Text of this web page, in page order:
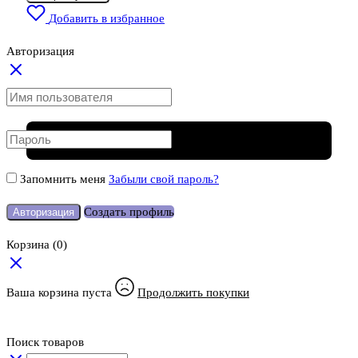
Добавить в избранное
Авторизация
Запомнить меня Забыли свой пароль?
Авторизация Создать профиль
Корзина (0)
Ваша корзина пуста Продолжить покупки
Поиск товаров